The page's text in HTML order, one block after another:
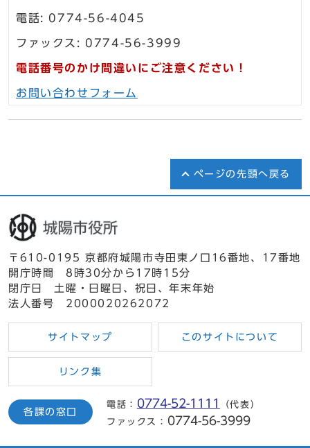
電話: 0774-56-4045
ファックス: 0774-56-3999
電話番号のかけ間違いにご注意ください！
お問い合わせフォーム
ページの先頭へ戻る
〒610-0195 京都府城陽市寺田東ノ口16番地、17番地
開庁時間 8時30分から17時15分
閉庁日 土曜・日曜日、祝日、年末年始
法人番号 2000020262072
サイトマップ このサイトについて
リンク集
各課の窓口
電話： 0774-52-1111
（代表）
ファックス：
0774-56-3999